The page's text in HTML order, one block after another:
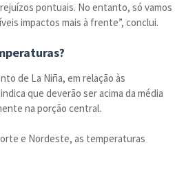
pontuais. No entanto, só vamos
impactos mais à frente”, conclui.
de La Niña, em relação às
que deverão ser acima da média
na porção central.
e Nordeste, as temperaturas